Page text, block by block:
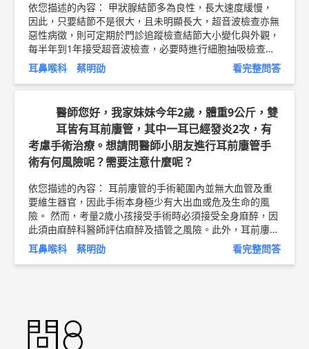
依您描述的內容： 甲狀腺結節多為良性，長大速度緩慢，
因此，只要結節不是很大，且未明顯長大，超音波檢查亦無
惡性病徵，則可定期於門診追蹤檢查結節大小變化與外觀，
每半年到1年接受超音波檢查，必要時進行細胞抽吸檢查。
甲狀腺結節若有下列症狀則會建議手術治療: 1. 結節快速長
大，或大於4公分 2. 有吞嚥困難，頸部壓迫，呼吸困難，影
響美觀等症狀 3. 經超音波檢查發現結節形狀不規則、邊界
模糊不清、內有小鈣化點、結構不均質，懷疑有惡性可能時
4. 經細針穿刺檢查疑似癌症 5. 結節造成甲狀腺功能亢進時
亦可考慮手術 甲狀腺手術若由有經驗的醫師執刀，且視需
要搭配喉返神經監測儀，手術後通常不會有後遺症。然而，
仍有少數案例發生傷口血腫，感染，手術疤痕影響頸部外
觀，甚至單側或雙側聲帶麻痹等後遺症。因此，在手術前須
與醫師討論，徹底了解手術必要性與風險。 以上純係觀念
交流，一切以醫師實際看診為準。 嘉義長庚紀念醫院 耳鼻
喉科 主治醫師 蔡明劭 問8健康新聞網 ►https://goo.gl/th
HdOq
問8 Facebook ►https://goo.gl/UZt42U 問8 醫學
動畫 ►
https://goo.gl/Fo1lHQ
耳鼻喉科 蔡明劭 看完整問答
醫師您好，我家妹妹今年2歲，體重9公斤，雙
耳皆有耳前廔管，其中一耳已經發炎2次，有
考慮手術治療。想請問醫師小朋友進行耳前廔管手
術有何風險呢？需要注意什麼呢？
依您描述的內容： 耳前廔管的手術範圍內並無大血管及重
要維生器官，因此手術本身極少有大出血或危及生命的風
險。 然而，考量2歲小孩接受手術時必須接受全身麻醉，因
此須由麻醉科醫師評估麻醉及插管之風險。此外，耳前廔管
手術後亦有傷口感染，皮膚斑痕，廔管復發之風險。手術
後，須保持傷口清潔，按時回診追蹤，必要時須使用抗生素
HQ
耳鼻喉科 蔡明劭 看完整問答